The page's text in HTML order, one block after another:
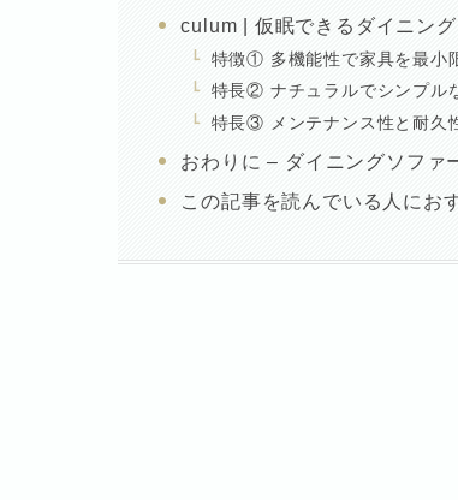
culum | 仮眠できるダイニン
特徴① 多機能性で家具を最小
特長② ナチュラルでシンプル
特長③ メンテナンス性と耐久
おわりに – ダイニングソファ
この記事を読んでいる人にお